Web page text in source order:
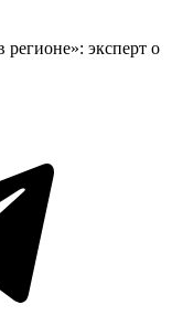
регионе»: эксперт о